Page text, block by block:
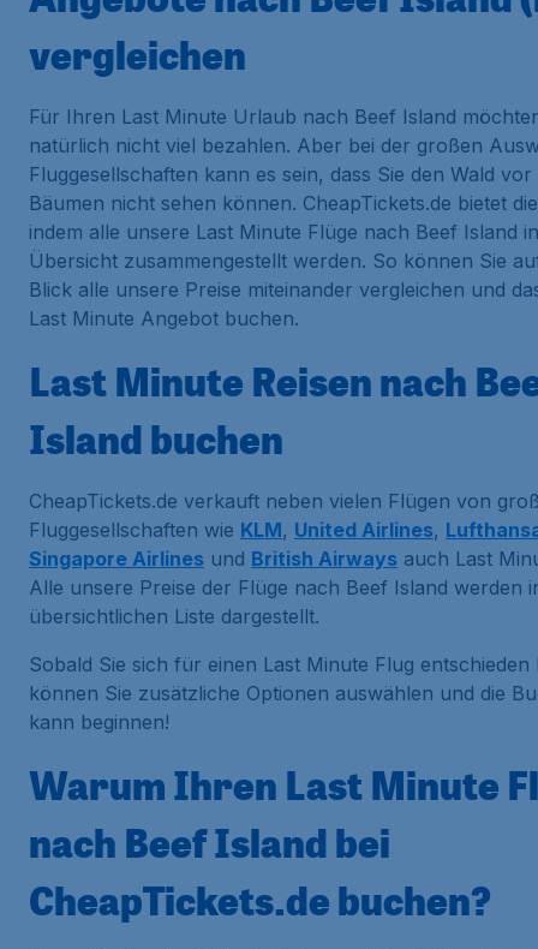
vergleichen
Für Ihren Last Minute Urlaub nach Beef Island
natürlich nicht viel bezahlen. Aber bei der großen
Fluggesellschaften kann es sein, dass Sie den Wald
Bäumen nicht sehen können. CheapTickets.de bietet
indem alle unsere Last Minute Flüge nach Beef Island
Übersicht zusammengestellt werden. So können Sie
Blick alle unsere Preise miteinander vergleichen und
Last Minute Angebot buchen.
Last Minute Reisen nach
Island buchen
CheapTickets.de verkauft neben vielen Flügen von
Fluggesellschaften wie KLM, United Airlines,
Singapore Airlines und British Airways auch Last
Alle unsere Preise der Flüge nach Beef Island werden
übersichtlichen Liste dargestellt.
Sobald Sie sich für einen Last Minute Flug entschieden
können Sie zusätzliche Optionen auswählen und die
kann beginnen!
Warum Ihren Last Minute
nach Beef Island bei
CheapTickets.de buchen?